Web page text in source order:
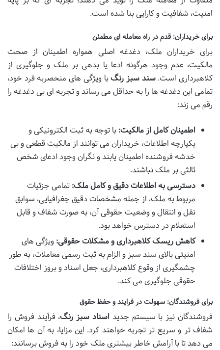
امنیت، شفافیت و کارایی بنا شده است.
برای خریداران: قدم در راه معامله ای مطمئن
برای خریداران ملک، دغدغه اصلی همواره اطمینان از صحت
مالکیت، عدم وجود هرگونه ادعا یا بدهی بر ملک و جلوگیری از
کلاهبرداری است.سند سبز رنگبا ویژگی های منحصربه فرد خود،
تمامی این دغدغه ها را به حداقل می رساند و تجربه ای بی دغدغه را
رقم می زند:
اطمینان کامل از مالکیت: با توجه به ثبت الکترونیکی و
یکپارچه اطلاعات، خریداران می توانند از مالکیت قطعی و بی
خدشه فروشنده اطمینان یابند و نگران وجود ادعای شخص
ثالثی بر ملک نباشند.
دسترسی به اطلاعات دقیق و کامل ملک: تمامی جزئیات
مربوط به ملک، از جمله مشخصات دقیق جغرافیایی، سوابق
نقل و انتقال و وضعیت حقوقی آن، به صورت شفاف و قابل
استعلام در دسترس خواهد بود.
کاهش ریسک کلاهبرداری و مشکلات حقوقی: ویژگی های
امنیتی بالای سند سبز و الزام به ثبت رسمی معاملات، به طور
چشمگیری از وقوع کلاهبرداری، جعل اسناد و بروز اختلافات
حقوقی جلوگیری می کند.
برای فروشندگان: سهولت در فرایند و حفظ حقوق
فروشندگان نیز با سیستم جدید اسناد سبز رنگ، فرآیند فروش را
شفاف تر و سریع تر تجربه خواهند کرد. این مزایا، به آن ها امکان
می دهد تا با آرامش خاطر بیشتری ملک خود را به فروش برسانند: